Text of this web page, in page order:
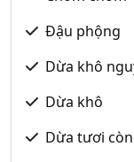
Đậu phộng
Dừa khô
Dừa khô
Dừa tươi